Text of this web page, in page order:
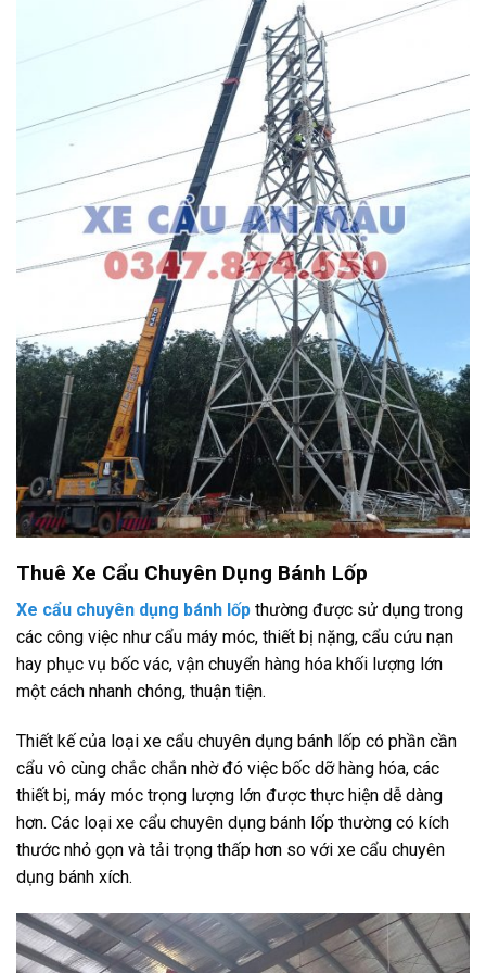
Thuê Xe Cẩu Chuyên Dụng Bánh Lốp
Xe cẩu chuyên dụng bánh lốp thường được sử dụng trong
các công việc như cẩu máy móc, thiết bị nặng, cẩu cứu nạn
hay phục vụ bốc vác, vận chuyển hàng hóa khối lượng lớn
một cách nhanh chóng, thuận tiện.
Thiết kế của loại xe cẩu chuyên dụng bánh lốp có phần cần
cẩu vô cùng chắc chắn nhờ đó việc bốc dỡ hàng hóa, các
thiết bị, máy móc trọng lượng lớn được thực hiện dễ dàng
hơn. Các loại xe cẩu chuyên dụng bánh lốp thường có kích
thước nhỏ gọn và tải trọng thấp hơn so với xe cẩu chuyên
dụng bánh xích.